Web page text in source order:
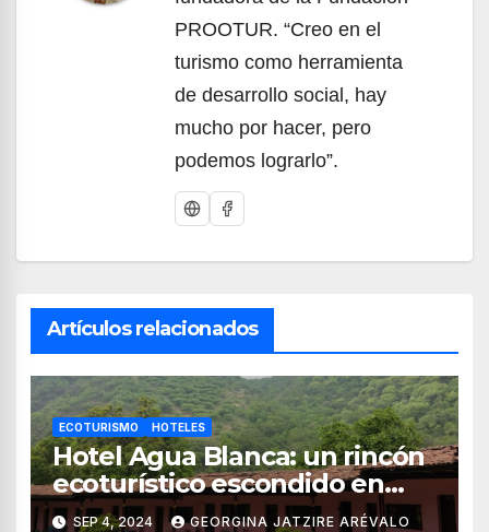
PROOTUR. “Creo en el
turismo como herramienta
de desarrollo social, hay
mucho por hacer, pero
podemos lograrlo”.
Artículos relacionados
ECOTURISMO HOTELES
Hotel Agua Blanca: un rincón
ecoturístico escondido en
Michoacán
SEP 4, 2024 GEORGINA JATZIRE ARÉVALO